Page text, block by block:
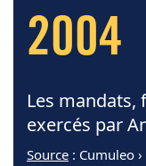
2004
Les
exercés par
Source : Cumuleo